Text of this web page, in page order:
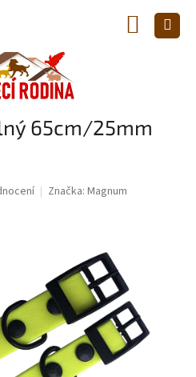
KOŠÍK
65cm/25mm
Značka: Magnum